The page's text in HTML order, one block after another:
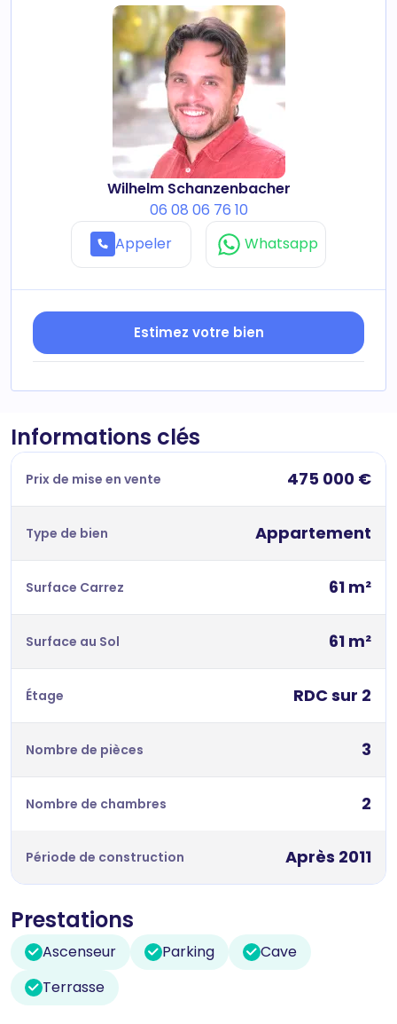
Wilhelm Schanzenbacher
06 08 06 76 10
Appeler
Whatsapp
Estimez votre bien
Informations clés
Prix de mise en vente 475 000 €
Type de bien Appartement
Surface Carrez 61 m²
Surface au Sol 61 m²
Étage RDC sur 2
Nombre de pièces 3
Nombre de chambres 2
Période de construction Après 2011
Prestations
Ascenseur Parking
Cave
Terrasse